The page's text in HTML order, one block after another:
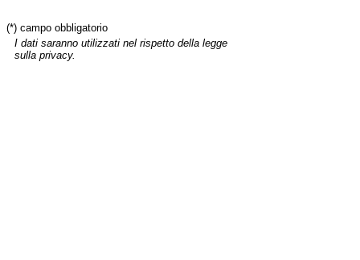
(*) campo obbligatorio
I dati saranno utilizzati nel rispetto della legge
sulla privacy.